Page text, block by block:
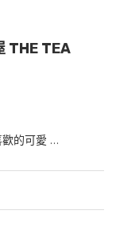
THE TEA
歡的可愛 …